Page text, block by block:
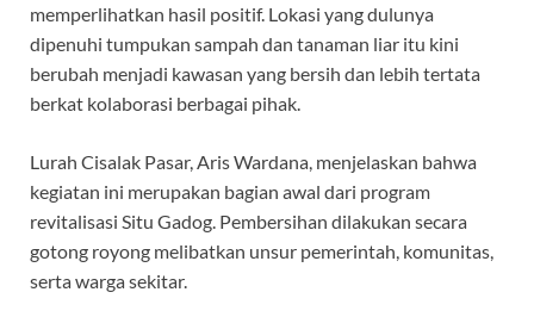
memperlihatkan hasil positif. Lokasi yang dulunya
dipenuhi tumpukan sampah dan tanaman liar itu kini
berubah menjadi kawasan yang bersih dan lebih tertata
berkat kolaborasi berbagai pihak.
Lurah Cisalak Pasar, Aris Wardana, menjelaskan bahwa
kegiatan ini merupakan bagian awal dari program
revitalisasi Situ Gadog. Pembersihan dilakukan secara
gotong royong melibatkan unsur pemerintah, komunitas,
serta warga sekitar.